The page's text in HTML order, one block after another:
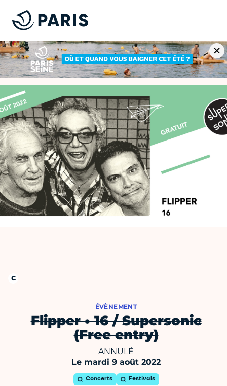
ÉVÈNEMENT
Flipper • 16 / Supersonic
(Free entry)
ANNULÉ
Le mardi 9 août 2022
Concerts Festivals